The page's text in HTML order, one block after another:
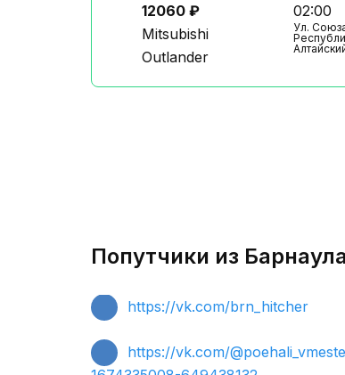
12060 ₽
Mitsubishi
Outlander
02:00
Ул.
Попутчики из
https://vk.com/brn_hitcher
https://vk.com/